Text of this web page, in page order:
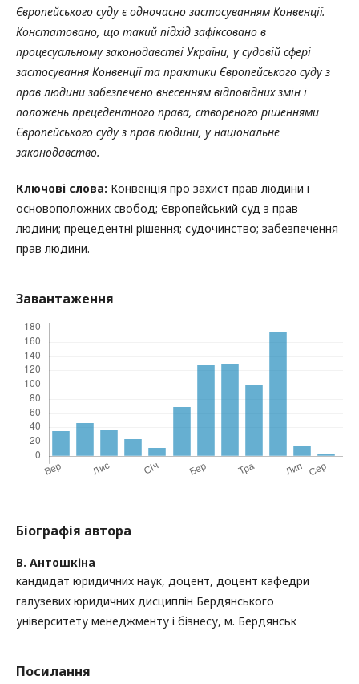
Європейського суду є одночасно застосуванням Конвенції.
Констатовано, що такий підхід зафіксовано в
процесуальному законодавстві України, у судовій сфері
застосування Конвенції та практики Європейського суду з
прав людини забезпечено внесенням відповідних змін і
положень прецедентного права, створеного рішеннями
Європейського суду з прав людини, у національне
законодавство.
Ключові слова: Конвенція про захист прав людини і
основоположних свобод; Європейський суд з прав
людини; прецедентні рішення; судочинство; забезпечення
прав людини.
Завантаження
Біографія автора
В. Антошкіна
кандидат юридичних наук, доцент, доцент кафедри
галузевих юридичних дисциплін Бердянського
університету менеджменту і бізнесу, м. Бердянськ
Посилання